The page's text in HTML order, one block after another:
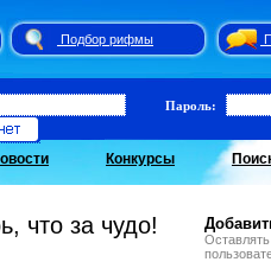
Подбор рифмы
Пароль:
Конкурсы
что за чудо!